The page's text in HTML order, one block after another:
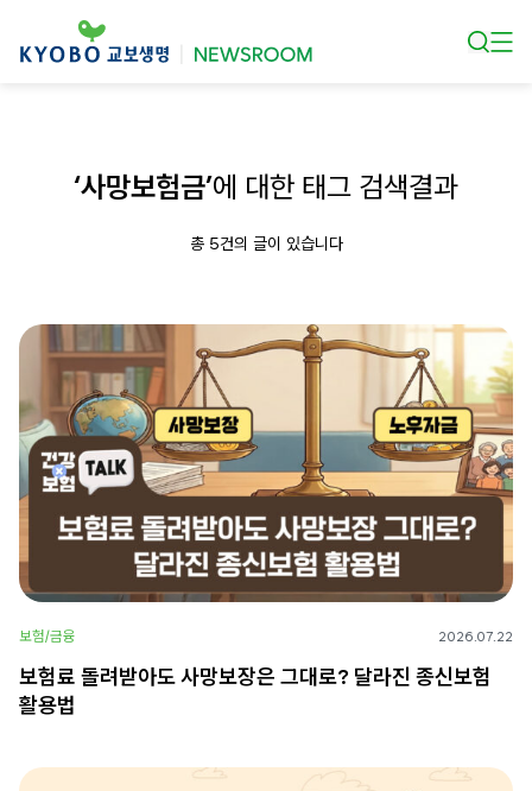
‘사망보험금’에 대한 태그 검색결과
총 5건의 글이 있습니다
보험/금융 2026.07.22
보험료 돌려받아도 사망보장은 그대로? 달라진 종신보험
활용법